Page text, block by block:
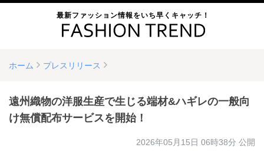
最新ファッション情報をいち早くキャッチ！
ホーム プレスリリース
遠州織物の洋服生産で生じる端材&ハギレの一般向
け無償配布サービスを開始！
2026年05月15日 06時38分 公開